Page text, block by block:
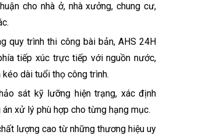
cho nhà ở, nhà xưởng, chung cư,
quy trình thi công bài bản, AHS 24H
tiếp xúc trực tiếp với nguồn nước,
dài tuổi thọ công trình.
sát kỹ lưỡng hiện trạng, xác định
xử lý phù hợp cho từng hạng mục.
lượng cao từ những thương hiệu uy